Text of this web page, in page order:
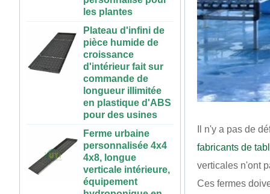
Plateau d'infini de
pièce humide de
croissance
d'intérieur fait sur
commande de
longueur illimitée
en plastique d'ABS
pour des usines
Ferme urbaine
personnalisée 4x4
4x8, longue
verticale intérieure,
équipement
hydroponique en
plastique ABS,
72 cellules pas cher
tomate brocoli
Il n'y a pas de
fabricants de
verticales n'ont
Ces fermes